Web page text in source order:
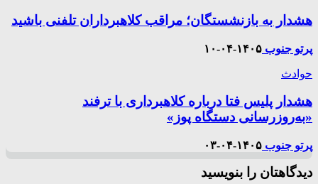
هشدار به بازنشستگان؛ مراقب کلاهبرداران تلفنی باشید
پرتو جنوب ۱۴۰۵-۰۴-۱۰
حوادث
هشدار پلیس فتا درباره کلاهبرداری با ترفند
«به‌روزرسانی دستگاه پوز»
پرتو جنوب ۱۴۰۵-۰۴-۰۳
دیدگاهتان را بنویسید